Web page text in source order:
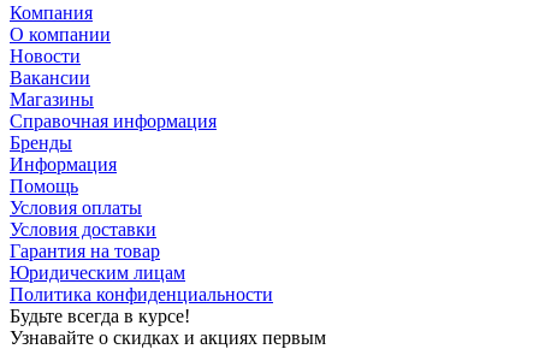
Компания
О компании
Новости
Вакансии
Магазины
Справочная информация
Бренды
Информация
Помощь
Условия оплаты
Условия доставки
Гарантия на товар
Юридическим лицам
Политика конфиденциальности
Будьте всегда в курсе!
Узнавайте о скидках и акциях первым